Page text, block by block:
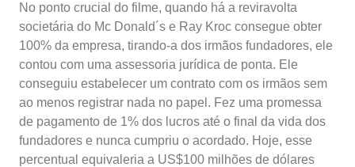
No ponto crucial do filme, quando há a reviravolta
societária do Mc Donald´s e Ray Kroc consegue obter
100% da empresa, tirando-a dos irmãos fundadores, ele
contou com uma assessoria jurídica de ponta. Ele
conseguiu estabelecer um contrato com os irmãos sem
ao menos registrar nada no papel. Fez uma promessa
de pagamento de 1% dos lucros até o final da vida dos
fundadores e nunca cumpriu o acordado. Hoje, esse
percentual equivaleria a US$100 milhões de dólares